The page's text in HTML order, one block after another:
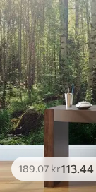
189.07kr113 .44